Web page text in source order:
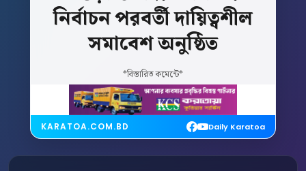
নির্বাচনপরবর্তীদায়িত্বশীল
সমাবেশঅনুষ্ঠিত
*বিস্তারিত কমেন্টে*
KARATOA.COM.BD Daily Karatoa